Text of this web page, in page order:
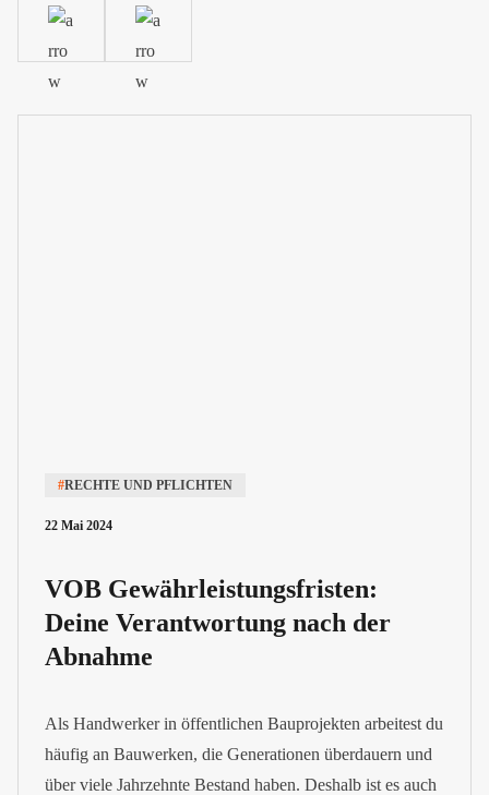
#RECHTE UND PFLICHTEN
22 Mai 2024
VOB Gewährleistungsfristen:
Deine Verantwortung nach der
Abnahme
Als Handwerker in öffentlichen Bauprojekten arbeitest du
häufig an Bauwerken, die Generationen überdauern und
über viele Jahrzehnte Bestand haben. Deshalb ist es auch